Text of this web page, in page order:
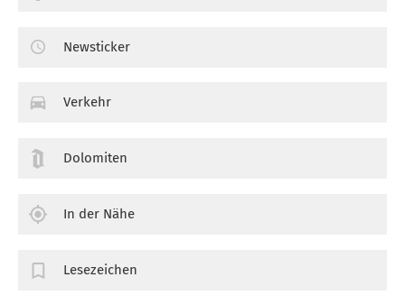
Newsticker
Verkehr
Dolomiten
In der Nähe
Lesezeichen